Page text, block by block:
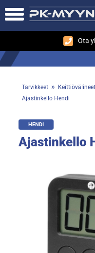
Ota
Tarvikkeet » Keittiövälineet
Ajastinkello Hendi
HENDI
Ajastinkello